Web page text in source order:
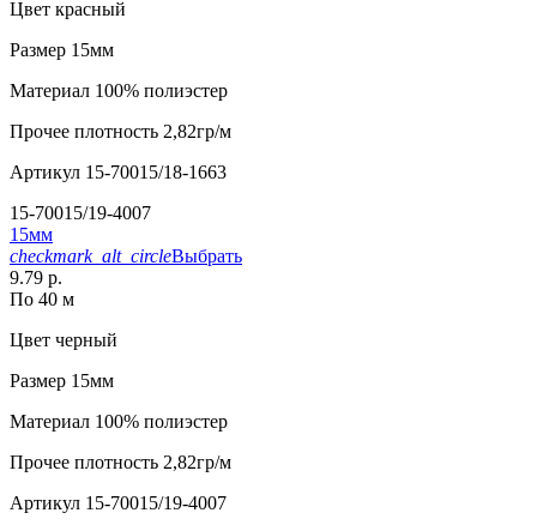
Цвет красный
Размер 15мм
Материал 100% полиэстер
Прочее плотность 2,82гр/м
Артикул 15-70015/18-1663
15-70015/19-4007
15мм
checkmark_alt_circleВыбрать
9.79 р.
По 40 м
Цвет черный
Размер 15мм
Материал 100% полиэстер
Прочее плотность 2,82гр/м
Артикул 15-70015/19-4007